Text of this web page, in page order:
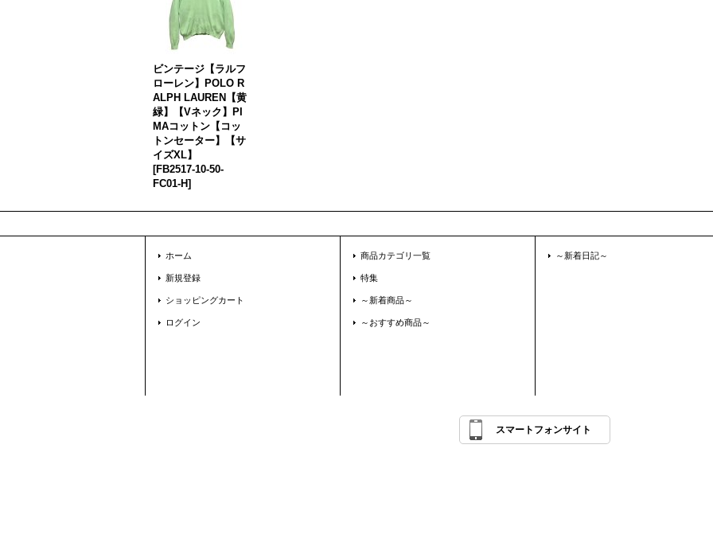
ビンテージ【ラルフ
ローレン】POLO R
ALPH LAUREN【黄
緑】【Vネック】PI
MAコットン【コッ
トンセーター】【サ
イズXL】
[FB2517-10-50-
FC01-H]
ホーム
新規登録
ショッピングカート
ログイン
商品カテゴリ一覧
特集
～新着商品～
～おすすめ商品～
～新着日記～
スマートフォンサイト